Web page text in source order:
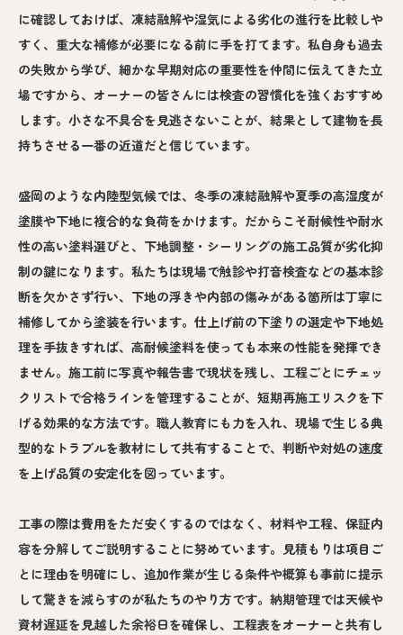
に確認しておけば、凍結融解や湿気による劣化の進行を比較しや
すく、重大な補修が必要になる前に手を打てます。私自身も過去
の失敗から学び、細かな早期対応の重要性を仲間に伝えてきた立
場ですから、オーナーの皆さんには検査の習慣化を強くおすすめ
します。小さな不具合を見逃さないことが、結果として建物を長
持ちさせる一番の近道だと信じています。
盛岡のような内陸型気候では、冬季の凍結融解や夏季の高湿度が
塗膜や下地に複合的な負荷をかけます。だからこそ耐候性や耐水
性の高い塗料選びと、下地調整・シーリングの施工品質が劣化抑
制の鍵になります。私たちは現場で触診や打音検査などの基本診
断を欠かさず行い、下地の浮きや内部の傷みがある箇所は丁寧に
補修してから塗装を行います。仕上げ前の下塗りの選定や下地処
理を手抜きすれば、高耐候塗料を使っても本来の性能を発揮でき
ません。施工前に写真や報告書で現状を残し、工程ごとにチェッ
クリストで合格ラインを管理することが、短期再施工リスクを下
げる効果的な方法です。職人教育にも力を入れ、現場で生じる典
型的なトラブルを教材にして共有することで、判断や対処の速度
を上げ品質の安定化を図っています。
工事の際は費用をただ安くするのではなく、材料や工程、保証内
容を分解してご説明することに努めています。見積もりは項目ご
とに理由を明確にし、追加作業が生じる条件や概算も事前に提示
して驚きを減らすのが私たちのやり方です。納期管理では天候や
資材遅延を見越した余裕日を確保し、工程表をオーナーと共有し